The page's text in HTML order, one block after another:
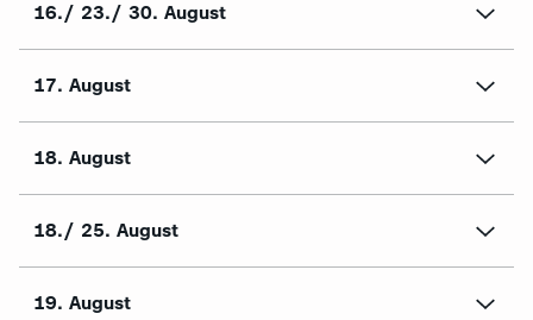
16./ 23./ 30. August
17. August
18. August
18./ 25. August
19. August